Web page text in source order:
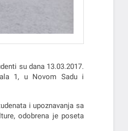
su dana 13.03.2017.
1, u Novom Sadu i
i upoznavanja sa
odobrena je poseta